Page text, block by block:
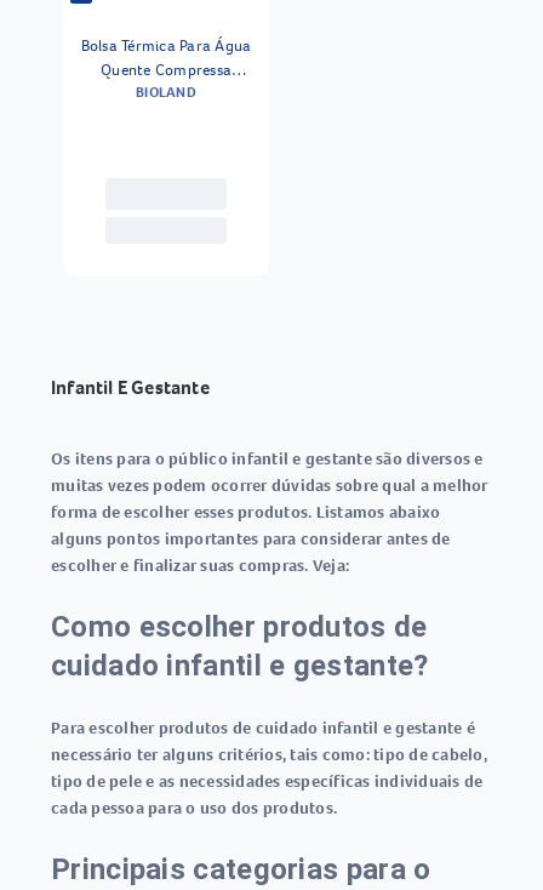
Bolsa Térmica Para Água
Quente Compressa
Bioland
BIOLAND
Infantil E Gestante
Os itens para o público infantil e gestante são diversos e
muitas vezes podem ocorrer dúvidas sobre qual a melhor
forma de escolher esses produtos. Listamos abaixo
alguns pontos importantes para considerar antes de
escolher e finalizar suas compras. Veja:
Como escolher produtos de
cuidado infantil e gestante?
Para escolher produtos de cuidado infantil e gestante é
necessário ter alguns critérios, tais como: tipo de cabelo,
tipo de pele e as necessidades específicas individuais de
cada pessoa para o uso dos produtos.
Principais categorias para o